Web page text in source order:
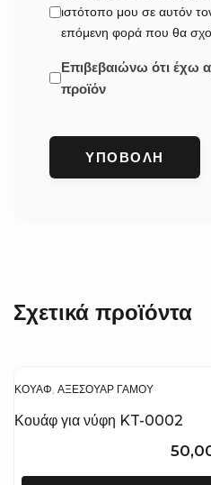
ιστότοπο μου σε αυτόν
επόμενη φορά που θα
Επιβεβαιώνω ότι έχω
προϊόν
Σχετικά προϊόντα
ΚΟΥΆΦ ΑΞΕΣΟΥΆΡ ΓΆΜΟΥ
Κουάφ για νύφη KT-0002